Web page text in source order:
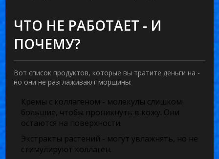
ЧТО НЕ РАБОТАЕТ - И
ПОЧЕМУ?
Вот список продуктов, которые вы тратите деньги на -
но они не разглаживают морщины:
Кремы с коллагеном - молекулы слишком
большие, чтобы проникнуть в кожу. Они
остаются на поверхности.
Экстракты растений - могут увлажнять, но не
стимулируют коллаген.